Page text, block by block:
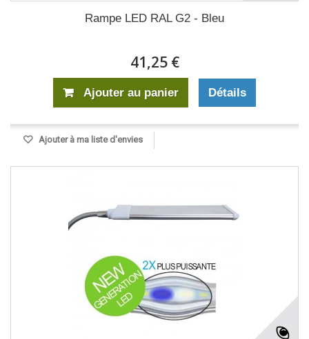
Rampe LED RAL G2 - Bleu
41,25 €
Ajouter au panier Détails
Ajouter à ma liste d'envies